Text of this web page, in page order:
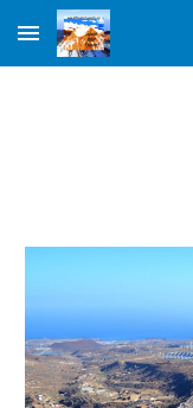
Skip to main content